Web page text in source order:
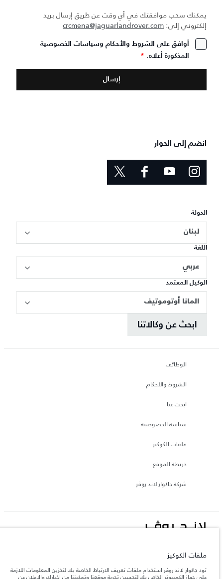
يمكنك سحب موافقتك في أي وقت عن طريق إرسال بريد
إلكتروني إلى: crcmena@jaguarlandrover.com
أوافق على الشروط والأحكام وسياسات الخصوصية
المذكورة أعلاه. *
انضم إلى الحوار
الدولة
لبنان
اللغة
عربي
الوكيل المعتمد
المانا أوتوموتيف
ابحث عن وكالاتنا
الوظائف
الشروط والأحكام
ابحث عنا
سياسة الخصوصية
ملفات الكوكيز
خريطة الموقع
شركة جاكوار لاند روڤر
لبنان, المانا أوتوموتيف
تعكس الأوزان المذكورة مواصفات السيارة القياسية. سوف تؤثر الإكسسوارات وغيرها من
العناصر المثبتة بعد نقطة التصنيع في الحمولة. تأكد من عدم تجاوز الوزن الإجمالي للسيارة
ملفات الكوكيز
تود جاكوار لاند روڤر استخدام ملفات تعريف الارتباط الخاصة بك لتخزين المعلومات اللازمة
على جهاز الكمبيوتر الخاص بك لتحسين تجربة موقعنا وتمكيننا من إخبارك والإعلان عن